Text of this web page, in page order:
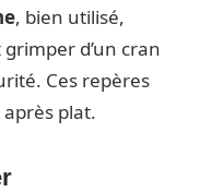
, bien utilisé,
d’un cran
Ces repères
plat.